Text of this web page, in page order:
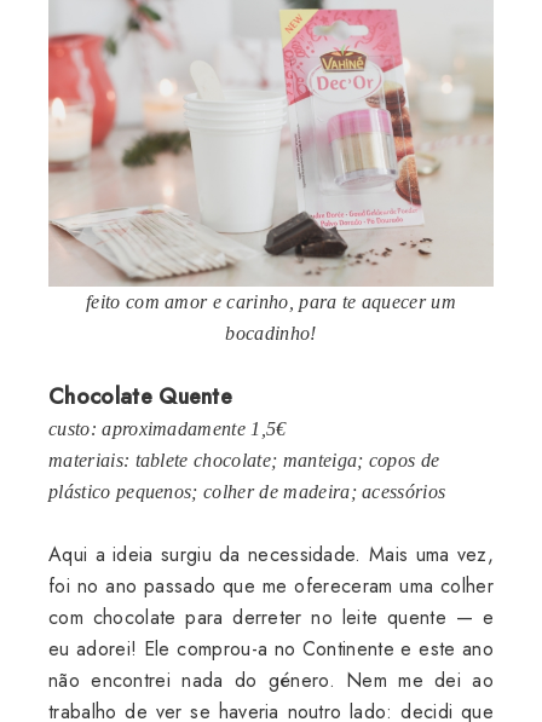
feito com amor e carinho, para te aquecer um
bocadinho!
Chocolate Quente
custo: aproximadamente 1,5€
materiais: tablete chocolate; manteiga; copos de
plástico pequenos; colher de madeira; acessórios
Aqui a ideia surgiu da necessidade. Mais uma vez,
foi no ano passado que me ofereceram uma colher
com chocolate para derreter no leite quente — e
eu adorei! Ele comprou-a no Continente e este ano
não encontrei nada do género. Nem me dei ao
trabalho de ver se haveria noutro lado: decidi que